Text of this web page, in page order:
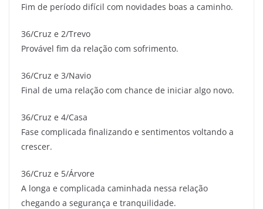
Fim de período difícil com novidades boas a caminho.
36/Cruz e 2/Trevo
Provável fim da relação com sofrimento.
36/Cruz e 3/Navio
Final de uma relação com chance de iniciar algo novo.
36/Cruz e 4/Casa
Fase complicada finalizando e sentimentos voltando a
crescer.
36/Cruz e 5/Árvore
A longa e complicada caminhada nessa relação
chegando a segurança e tranquilidade.